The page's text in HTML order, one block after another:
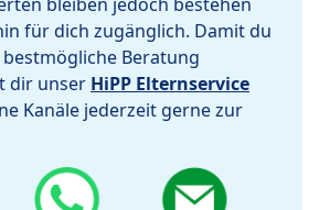
für dich zugänglich. Damit du
Beratung
dir unser HiPP Elternservice
Kanäle jederzeit gerne zur